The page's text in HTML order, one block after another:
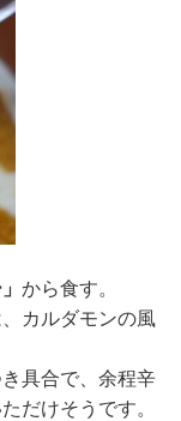
」から食す。
カルダモンの風
具合で、余程辛
だけそうです。